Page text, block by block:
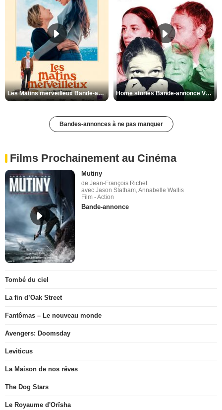
Les Matins merveilleux Bande-annonce VF Home stories Bande-annonce VO STFR
Bandes-annonces à ne pas manquer
Films Prochainement au Cinéma
Mutiny
de Jean-François Richet
avec Jason Statham, Annabelle Wallis
Film - Action
Bande-annonce
Tombé du ciel
La fin d’Oak Street
Fantômas – Le nouveau monde
Avengers: Doomsday
Leviticus
La Maison de nos rêves
The Dog Stars
Le Royaume d'Orïsha